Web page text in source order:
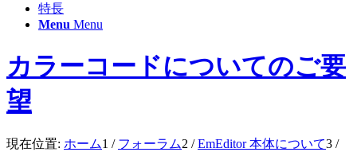
特長
Menu Menu
カラーコードについてのご要
望
現在位置: ホーム1 / フォーラム2 / EmEditor 本体について3 /